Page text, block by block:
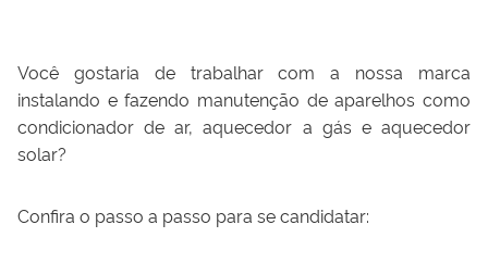
Você gostaria de trabalhar com a nossa marca
instalando e fazendo manutenção de aparelhos como
condicionador de ar, aquecedor a gás e aquecedor
solar?
Confira o passo a passo para se candidatar: